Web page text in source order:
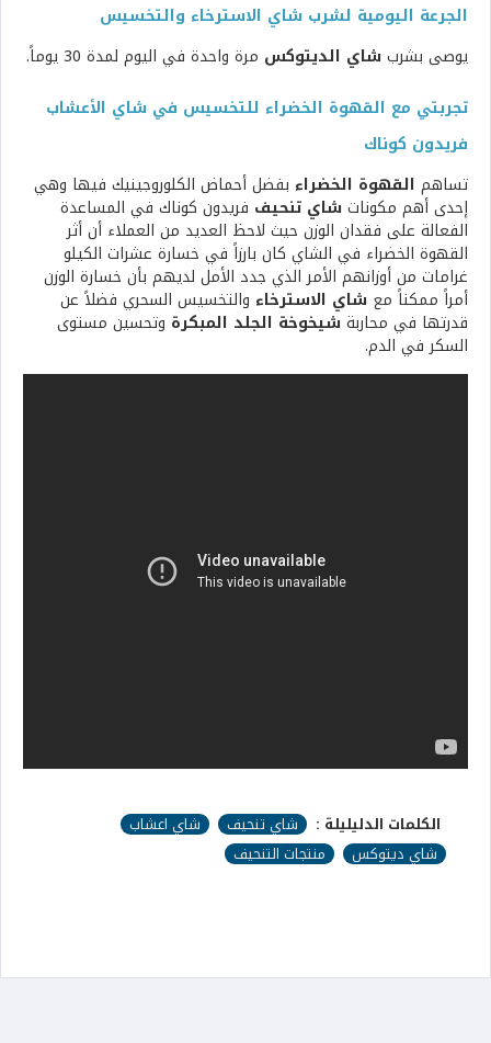
الجرعة اليومية لشرب شاي الاسترخاء والتخسيس
يوصى بشرب شاي الديتوكس مرة واحدة في اليوم لمدة 30 يوماً.
تجربتي مع القهوة الخضراء للتخسيس في شاي الأعشاب
فريدون كوناك
تساهم القهوة الخضراء بفضل أحماض الكلوروجينيك فيها وهي
إحدى أهم مكونات شاي تنحيف فريدون كوناك في المساعدة
الفعالة على فقدان الوزن حيث لاحظ العديد من العملاء أن أثر
القهوة الخضراء في الشاي كان بارزاً في خسارة عشرات الكيلو
غرامات من أوزانهم الأمر الذي جدد الأمل لديهم بأن خسارة الوزن
أمراً ممكناً مع شاي الاسترخاء والتخسيس السحري فضلاً عن
قدرتها في محاربة شيخوخة الجلد المبكرة وتحسين مستوى
السكر في الدم.
الكلمات الدليليلة : شاي تنحيف
شاي اعشاب
شاي ديتوكس
منتجات التنحيف